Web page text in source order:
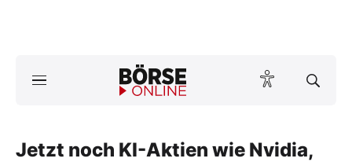
Anlageprodukte
Jetzt noch KI-Aktien wie Nvidia,